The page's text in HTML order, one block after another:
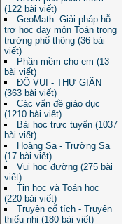
(122 bài viết)
GeoMath: Giải pháp hỗ
trợ học dạy môn Toán trong
trường phổ thông (36 bài
viết)
Phần mềm cho em (13
bài viết)
ĐỐ VUI - THƯ GIÃN
(363 bài viết)
Các vấn đề giáo dục
(1210 bài viết)
Bài học trực tuyến (1037
bài viết)
Hoàng Sa - Trường Sa
(17 bài viết)
Vui học đường (275 bài
viết)
Tin học và Toán học
(220 bài viết)
Truyện cổ tích - Truyện
thiếu nhi (180 bài viết)